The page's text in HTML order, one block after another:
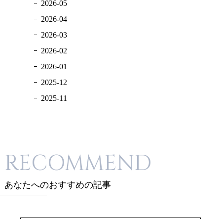
2026-05
2026-04
2026-03
2026-02
2026-01
2025-12
2025-11
RECOMMEND
あなたへのおすすめの記事